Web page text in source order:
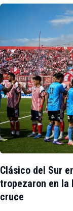
Clásico del Sur
tropezaron en la
cruce